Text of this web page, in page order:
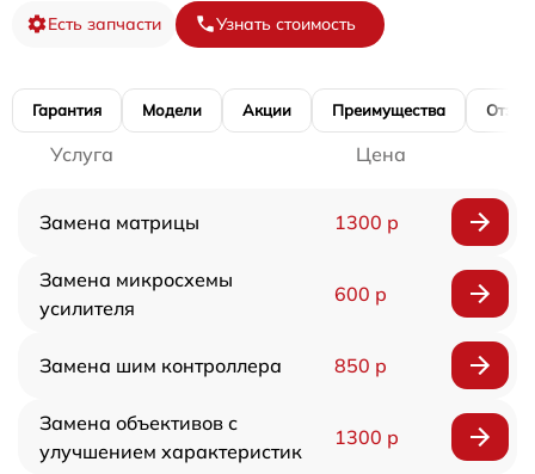
Есть запчасти Узнать стоимость
Гарантия Модели Акции Преимущества
Услуга Цена
Замена матрицы 1300 р
Замена микросхемы
усилителя
600 р
Замена шим контроллера 850 р
Замена объективов с
улучшением характеристик
1300 р